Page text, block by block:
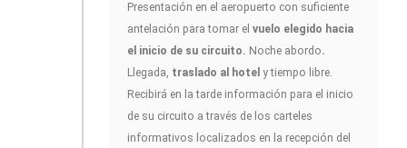
Presentación en el aeropuerto con suficiente
antelación para tomar el vuelo elegido hacia
el inicio de su circuito. Noche abordo.
Llegada, traslado al hotel y tiempo libre.
Recibirá en la tarde información para el inicio
de su circuito a través de los carteles
informativos localizados en la recepción del